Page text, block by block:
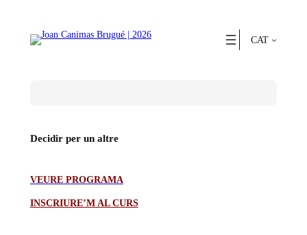
contingut
CAT
Decidir per un altre
VEURE PROGRAMA
INSCRIURE’M AL CURS